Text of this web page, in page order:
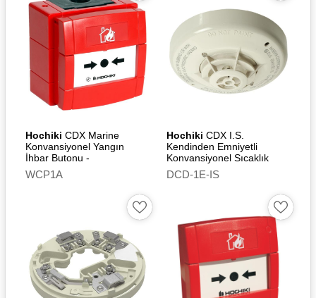
Hochiki CDX Marine
Konvansiyonel Yangın
İhbar Butonu -
Weatherproof
WCP1A
Hochiki CDX I.S.
Kendinden Emniyetli
Konvansiyonel Sıcaklık
Dedektörü (Ivory)
DCD-1E-IS